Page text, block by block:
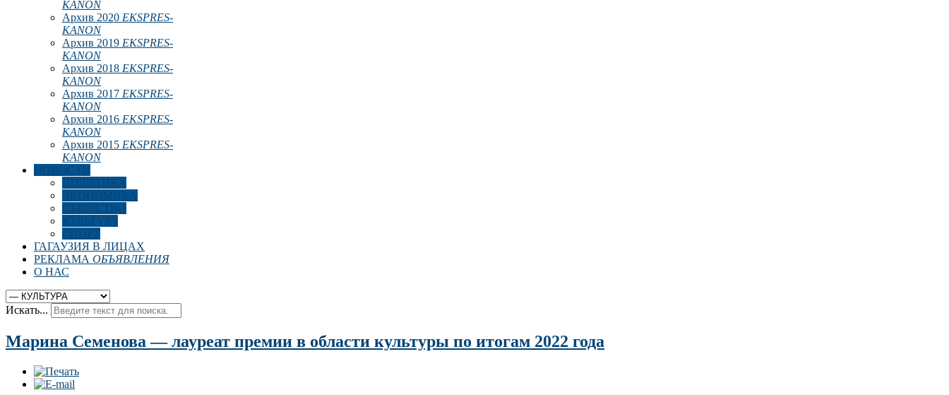
KANON
Архив 2020 EKSPRES-
KANON
Архив 2019 EKSPRES-
KANON
Архив 2018 EKSPRES-
KANON
Архив 2017 EKSPRES-
KANON
Архив 2016 EKSPRES-
KANON
Архив 2015 EKSPRES-
KANON
НОВОСТИ
ПОЛИТИКА
ЭКОНОМИКА
ОБЩЕСТВО
КУЛЬТУРА
СПОРТ
ГАГАУЗИЯ В ЛИЦАХ
РЕКЛАМА ОБЪЯВЛЕНИЯ
О НАС
Искать...
Марина Семенова — лауреат премии в области культуры по итогам 2022 года